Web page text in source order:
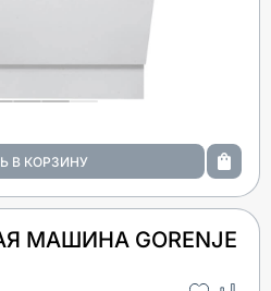
МАШИНА GORENJE